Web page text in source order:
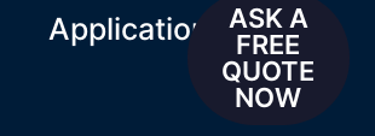
Applications
ASK A
FREE
QUOTE
NOW